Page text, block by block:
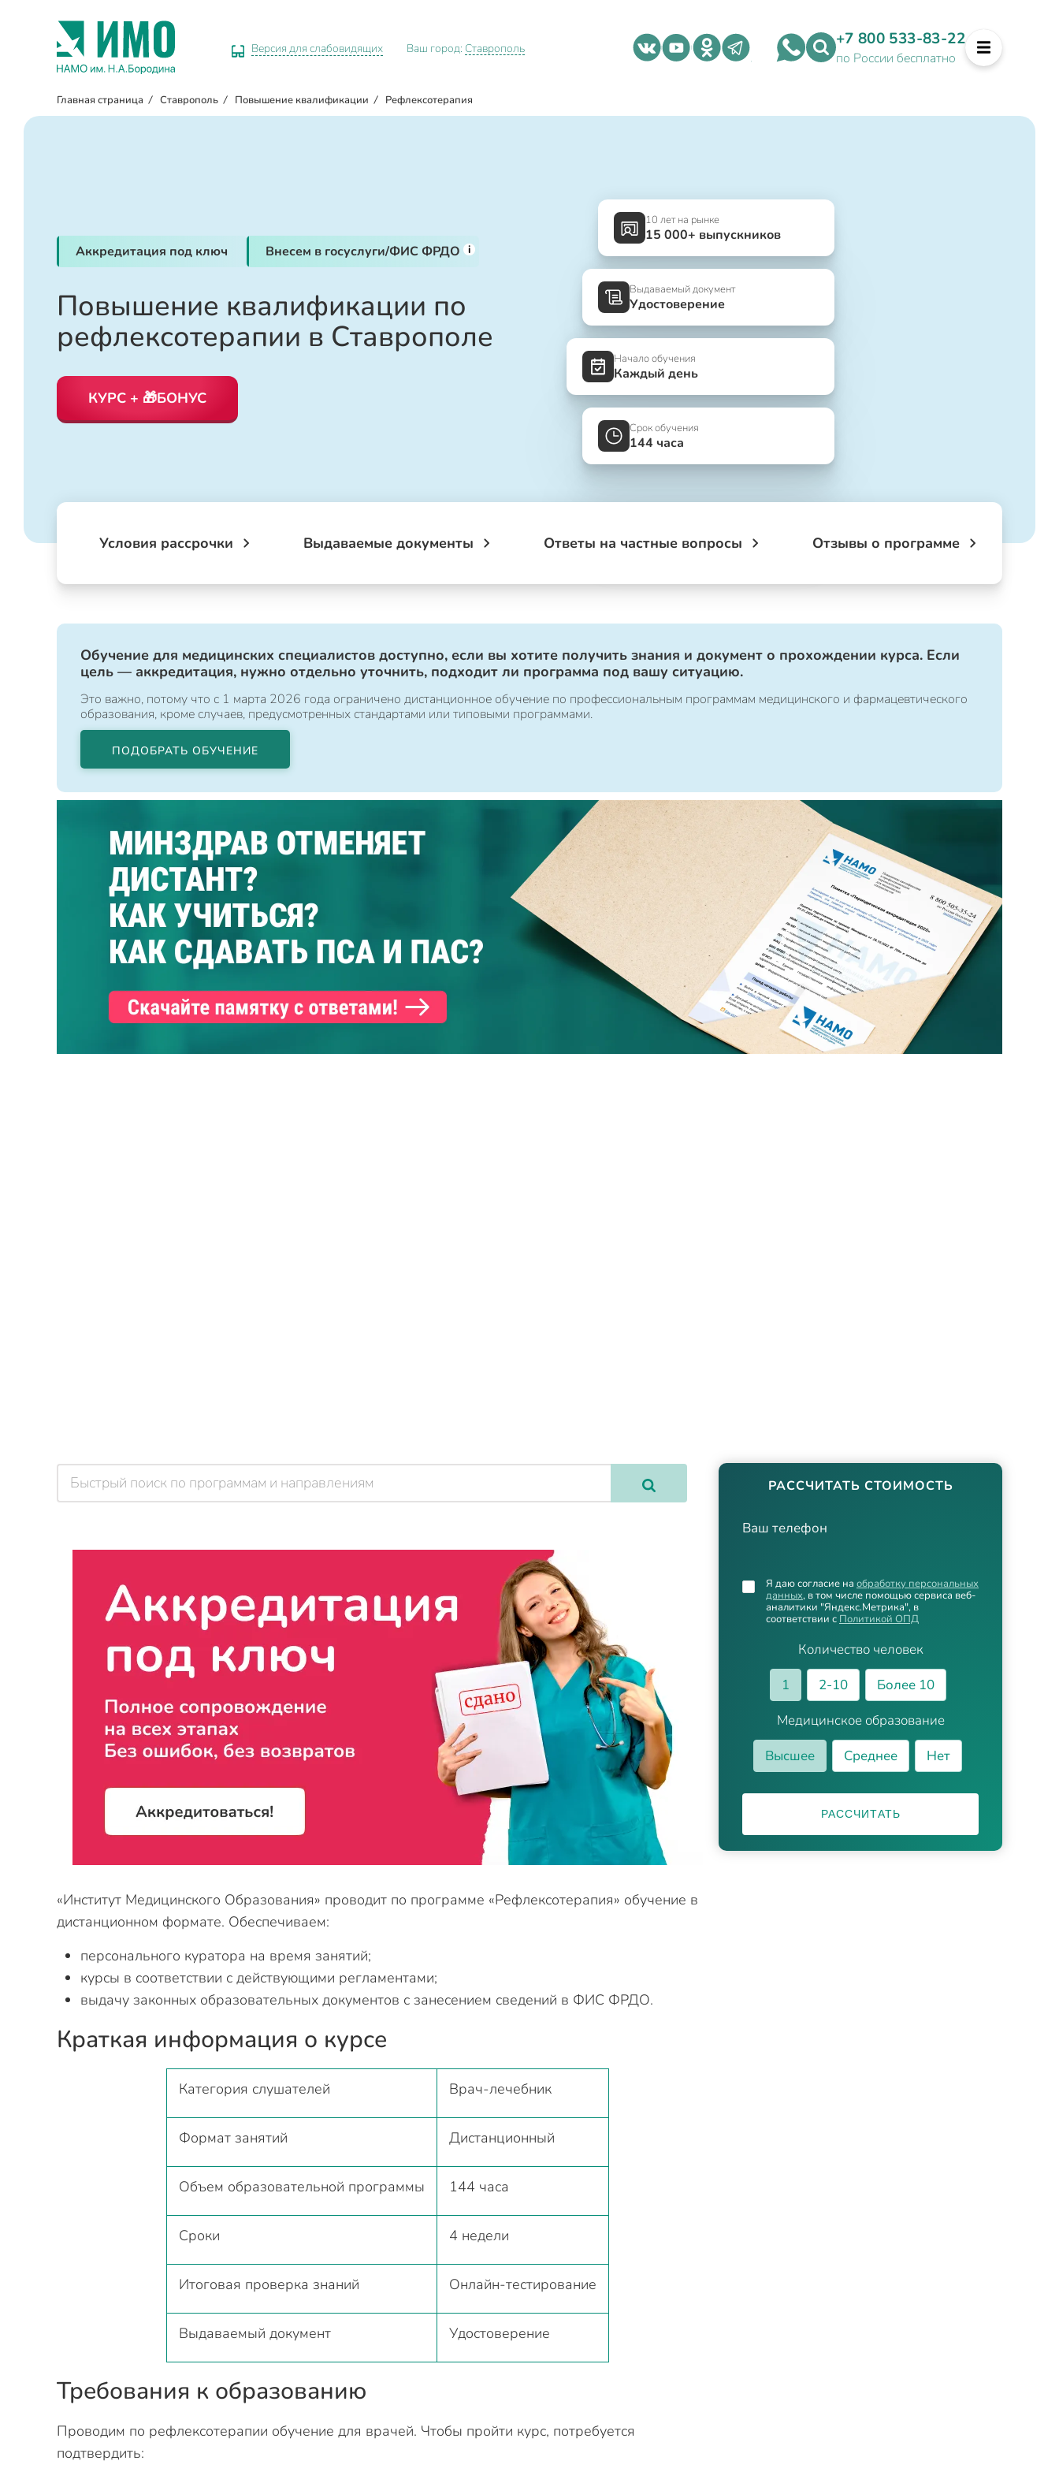
Версия для слабовидящих Ваш город: Ставрополь +7 800 533-83-22
по России бесплатно
Главная страница / Ставрополь / Повышение квалификации / Рефлексотерапия
Аккредитация под ключ Внесем в госуслуги/ФИС ФРДО i
Повышение квалификации по
рефлексотерапии в Ставрополе
КУРС + 🎁БОНУС
10 лет на рынке
15 000+ выпускников
Выдаваемый документ
Удостоверение
Начало обучения
Каждый день
Срок обучения
144 часа
Условия рассрочки Выдаваемые документы Ответы на частные вопросы Отзывы о программе
Обучение для медицинских специалистов доступно, если вы хотите получить знания и документ о прохождении курса. Если
цель — аккредитация, нужно отдельно уточнить, подходит ли программа под вашу ситуацию.
Это важно, потому что с 1 марта 2026 года ограничено дистанционное обучение по профессиональным программам медицинского и фармацевтического
образования, кроме случаев, предусмотренных стандартами или типовыми программами.
ПОДОБРАТЬ ОБУЧЕНИЕ
РАССЧИТАТЬ СТОИМОСТЬ
Ваш телефон
Количество человек
1
2-10
Более 10
Медицинское образование
Высшее
Среднее Нет
Я даю согласие на обработку персональных
данных, в том числе помощью сервиса веб-
аналитики "Яндекс.Метрика", в
соответствии с Политикой ОПД
РАССЧИТАТЬ
«Институт Медицинского Образования» проводит по программе «Рефлексотерапия» обучение в
дистанционном формате. Обеспечиваем:
персонального куратора на время занятий;
курсы в соответствии с действующими регламентами;
выдачу законных образовательных документов с занесением сведений в ФИС ФРДО.
Краткая информация о курсе
Категория слушателей Врач-лечебник
Формат занятий Дистанционный
Объем образовательной программы 144 часа
Сроки 4 недели
Итоговая проверка знаний Онлайн-тестирование
Выдаваемый документ Удостоверение
Требования к образованию
Проводим по рефлексотерапии обучение для врачей. Чтобы пройти курс, потребуется
подтвердить: